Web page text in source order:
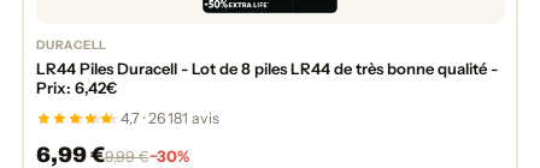
DURACELL
LR44 Piles Duracell - Lot de 8 piles LR44 de très bonne qualité -
Prix: 6,42€
4,7 · 26 181 avis
6,99 €9,99 €−30%